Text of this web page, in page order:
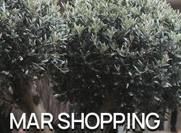
MAR SHOPPING